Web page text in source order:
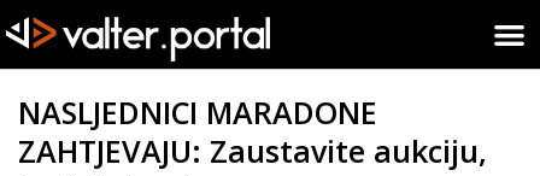
NASLJEDNICI MARADONE
ZAHTJEVAJU: Zaustavite aukciju,